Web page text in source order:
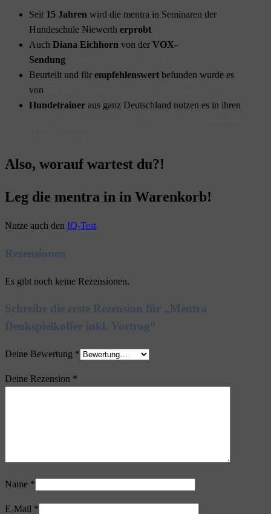
Seit 15 Jahren wird die mentra in Seminaren der
Hundeschule Niewerth erprobt
Auch Diana Eichhorn von der VOX-
Sendung
Beurteilt und für empfehlenswert befunden wurde es
von
Hundetrainer aus ganz Deutschland nutzen es in ihren
Also, worauf wartest du?!
Leg die mentra in in Warenkorb!
Nutze auch den IQ-Test
Rezensionen
Es gibt noch keine Rezensionen.
Schreibe die erste Rezension für „Mentra
Denkspielkoffer inkl. Vortrag“
Deine Bewertung *
Deine Rezension *
Name *
E-Mail *